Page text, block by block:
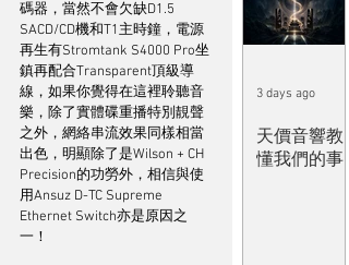
碼器，當然不會欠缺D1.5
SACD/CD機和T1主時鐘，電源
再生有Stromtank S4000 Pro坐
鎮再配合Transparent頂級導
線，如果你覺得在這裡聆聽音
樂，除了實體碟重播特別靚聲
之外，網絡串流效果同樣相當
出色，明顯除了是Wilson + CH
Precision的功勞外，相信與使
用Ansuz D-TC Supreme
Ethernet Switch亦是原因之
一！
天價音響教
懂我們的事
3 days ago